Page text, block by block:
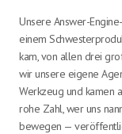
Unsere Answer-
einem
kam, von allen drei
wir unsere eigene
Werkzeug und kamen
rohe Zahl, wer uns
bewegen —